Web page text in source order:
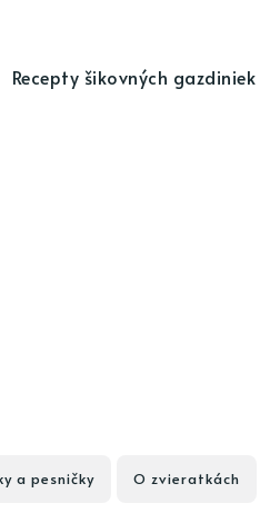
Recepty šikovných gazdiniek
a pesničky O zvieratkách